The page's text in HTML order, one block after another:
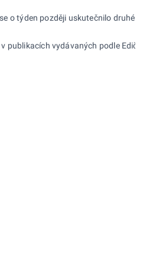
otýden později uskutečnilo druhé kolo
v publikacích vydávaných podle Edičního